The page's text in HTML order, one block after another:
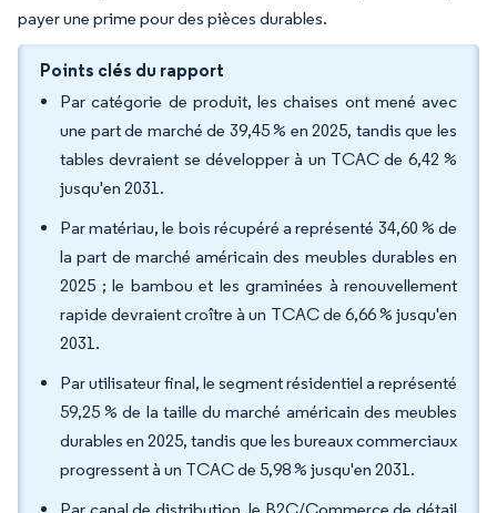
payer une prime pour des pièces durables.
Points clés du rapport
Par catégorie de produit, les chaises ont mené avec
une part de marché de 39,45 % en 2025, tandis que les
tables devraient se développer à un TCAC de 6,42 %
jusqu'en 2031.
Par matériau, le bois récupéré a représenté 34,60 % de
la part de marché américain des meubles durables en
2025 ; le bambou et les graminées à renouvellement
rapide devraient croître à un TCAC de 6,66 % jusqu'en
2031.
Par utilisateur final, le segment résidentiel a représenté
59,25 % de la taille du marché américain des meubles
durables en 2025, tandis que les bureaux commerciaux
progressent à un TCAC de 5,98 % jusqu'en 2031.